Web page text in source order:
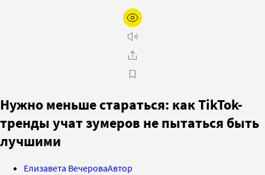
Нужно меньше стараться: как TikTok-
тренды учат зумеров не пытаться быть
лучшими
Елизавета ВечероваАвтор